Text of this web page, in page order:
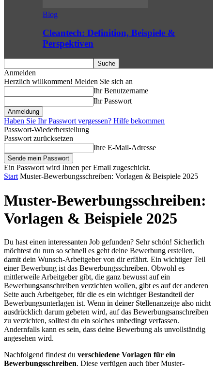
Blog
Cleantech: Definition, Beispiele &
Perspektiven
Anmelden
Herzlich willkommen! Melden Sie sich an
Ihr Benutzername
Ihr Passwort
Haben Sie Ihr Passwort vergessen? Hilfe bekommen
Passwort-Wiederherstellung
Passwort zurücksetzen
Ihre E-Mail-Adresse
Ein Passwort wird Ihnen per Email zugeschickt.
Start Muster-Bewerbungsschreiben: Vorlagen & Beispiele 2025
Muster-Bewerbungsschreiben:
Vorlagen & Beispiele 2025
Du hast einen interessanten Job gefunden? Sehr schön! Sicherlich
möchtest du nun so schnell es geht deine Bewerbung erstellen,
damit dein Wunsch-Arbeitgeber von dir erfährt. Ein wichtiger Teil
einer Bewerbung ist das Bewerbungsschreiben. Obwohl es
mittlerweile Arbeitgeber gibt, die ganz bewusst auf ein
Bewerbungsanschreiben verzichten wollen, gibt es auf der anderen
Seite auch Arbeitgeber, für die es ein wichtiger Bestandteil der
Bewerbungsunterlagen ist. Wenn in deiner Stellenanzeige also nicht
ausdrücklich darum gebeten wird, auf das Bewerbungsanschreiben
zu verzichten, solltest du ein solches unbedingt verfassen.
Andernfalls kann es sein, dass deine Bewerbung als unvollständig
angesehen wird.
Nachfolgend findest du verschiedene Vorlagen für ein
Bewerbungsschreiben. Diese verfügen auch über Muster-